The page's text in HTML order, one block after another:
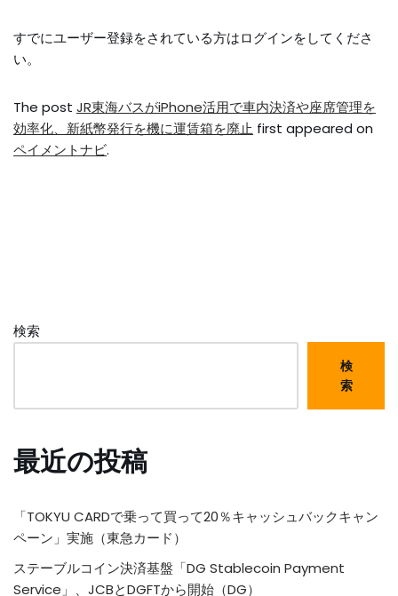
すでにユーザー登録をされている方はログインをしてくださ
い。
The post JR東海バスがiPhone活用で車内決済や座席管理を
効率化、新紙幣発行を機に運賃箱を廃止 first appeared on
ペイメントナビ.
検索
検
索
最近の投稿
「TOKYU CARDで乗って買って20％キャッシュバックキャン
ペーン」実施（東急カード）
ステーブルコイン決済基盤「DG Stablecoin Payment
Service」、JCBとDGFTから開始（DG）